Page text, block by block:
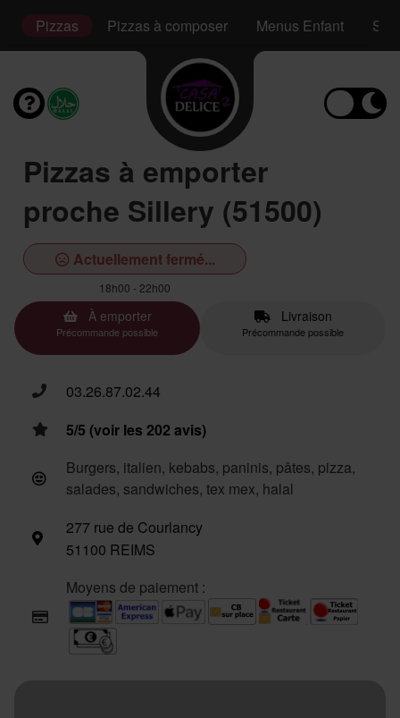
Pizzas Pizzas à composer Menus Enfant
Pizzas à emporter
proche Sillery (51500)
Actuellement fermé...
18h00 - 22h00
À emporter
Précommande possible
Livraison
Précommande possible
03.26.87.02.44
5/5 (voir les 202 avis)
Burgers, italien, kebabs, paninis, pâtes, pizza,
salades, sandwiches, tex mex, halal
277 rue de Courlancy
51100 REIMS
Moyens de paiement :